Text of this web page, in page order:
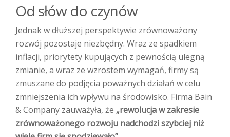
Od słów do czynów
Jednak w dłuższej perspektywie zrównoważony
rozwój pozostaje niezbędny. Wraz ze spadkiem
inflacji, priorytety kupujących z pewnością ulegną
zmianie, a wraz ze wzrostem wymagań, firmy są
zmuszane do podjęcia poważnych działań w celu
zmniejszenia ich wpływu na środowisko. Firma Bain
& Company zauważyła, że „rewolucja w zakresie
zrównoważonego rozwoju nadchodzi szybciej niż